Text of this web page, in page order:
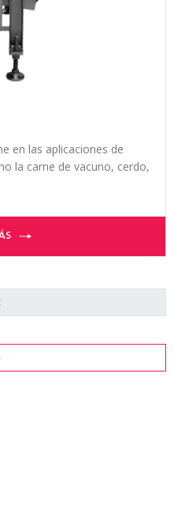
en las aplicaciones de
la carne de vacuno, cerdo,